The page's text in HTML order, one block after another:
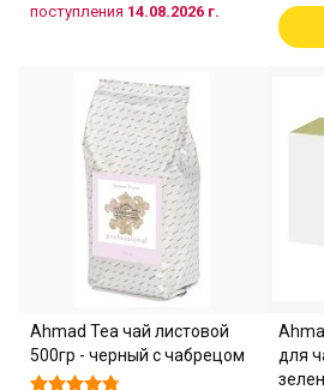
поступления 14.08.2026 г.
Ahmad Tea чай листовой
500гр - черный с чабрецом
для